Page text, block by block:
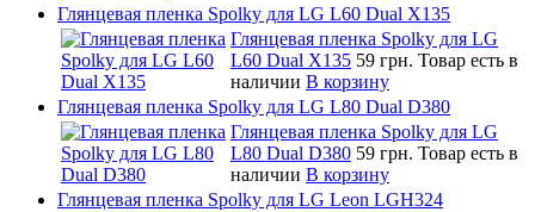
Глянцевая пленка Spolky для LG L60 Dual X135
Глянцевая пленка Spolky для LG
L60 Dual X135 59 грн. Товар есть в
наличии В корзину
Глянцевая пленка Spolky для LG L80 Dual D380
Глянцевая пленка Spolky для LG
L80 Dual D380 59 грн. Товар есть в
наличии В корзину
Глянцевая пленка Spolky для LG Leon LGH324